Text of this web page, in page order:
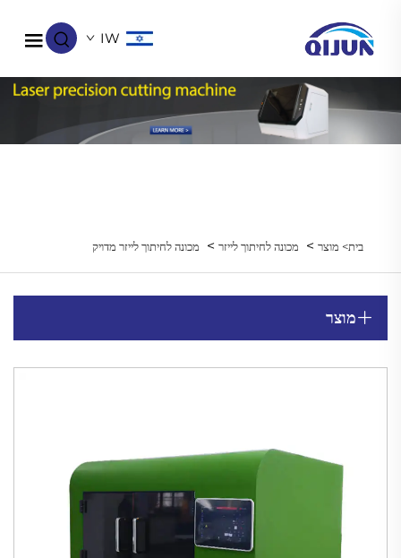
IW
בית> מוצר> מכונה לחיתוך לייזר> מכונה לחיתוך לייזר מדויק
מוצר